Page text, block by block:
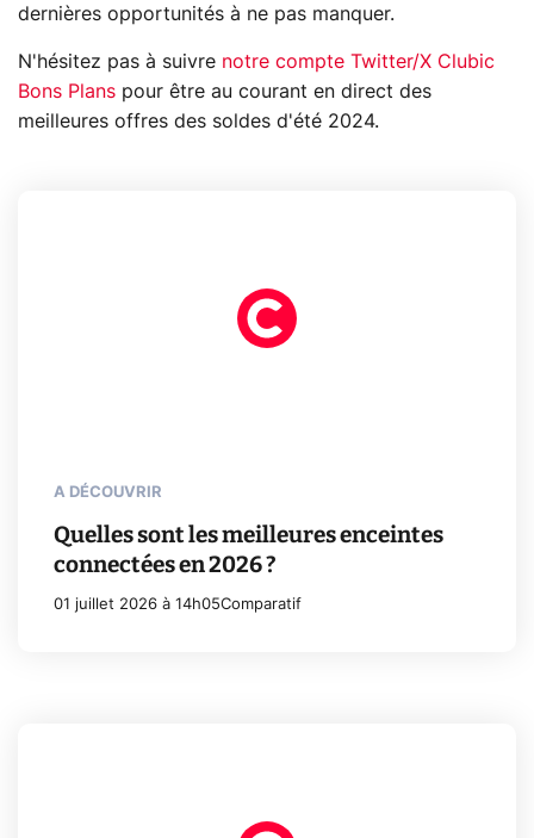
dernières opportunités à ne pas manquer.
N'hésitez pas à suivre notre compte Twitter/X Clubic
Bons Plans pour être au courant en direct des
meilleures offres des soldes d'été 2024.
A DÉCOUVRIR
Quelles sont les meilleures enceintes
connectées en 2026 ?
01 juillet 2026 à 14h05Comparatif